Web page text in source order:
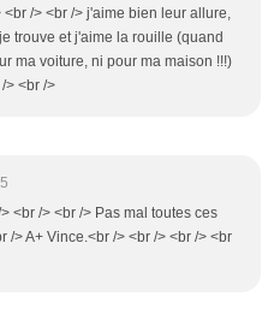
<br /> <br /> j'aime bien leur allure,
trouve et j'aime la rouille (quand
ma voiture, ni pour ma maison !!!)
> <br />
<br /> <br /> Pas mal toutes ces
/> A+ Vince.<br /> <br /> <br /> <br